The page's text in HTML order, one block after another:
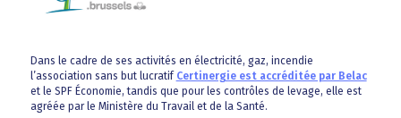
Dans le cadre de ses activités en électricité, gaz, incendie
l’association sans but lucratif Certinergie est accréditée par Belac
et le SPF Économie, tandis que pour les contrôles de levage, elle est
agréée par le Ministère du Travail et de la Santé.